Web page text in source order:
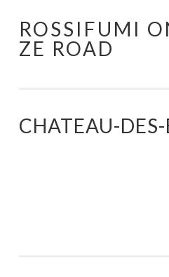
Aller
au
ROSSIFUMI
ZE ROAD
CHATEAU-